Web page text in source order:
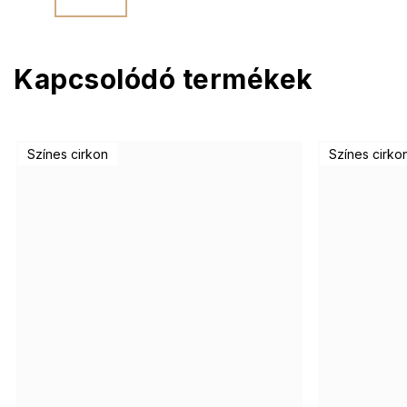
Kapcsolódó termékek
Színes cirkon Színes